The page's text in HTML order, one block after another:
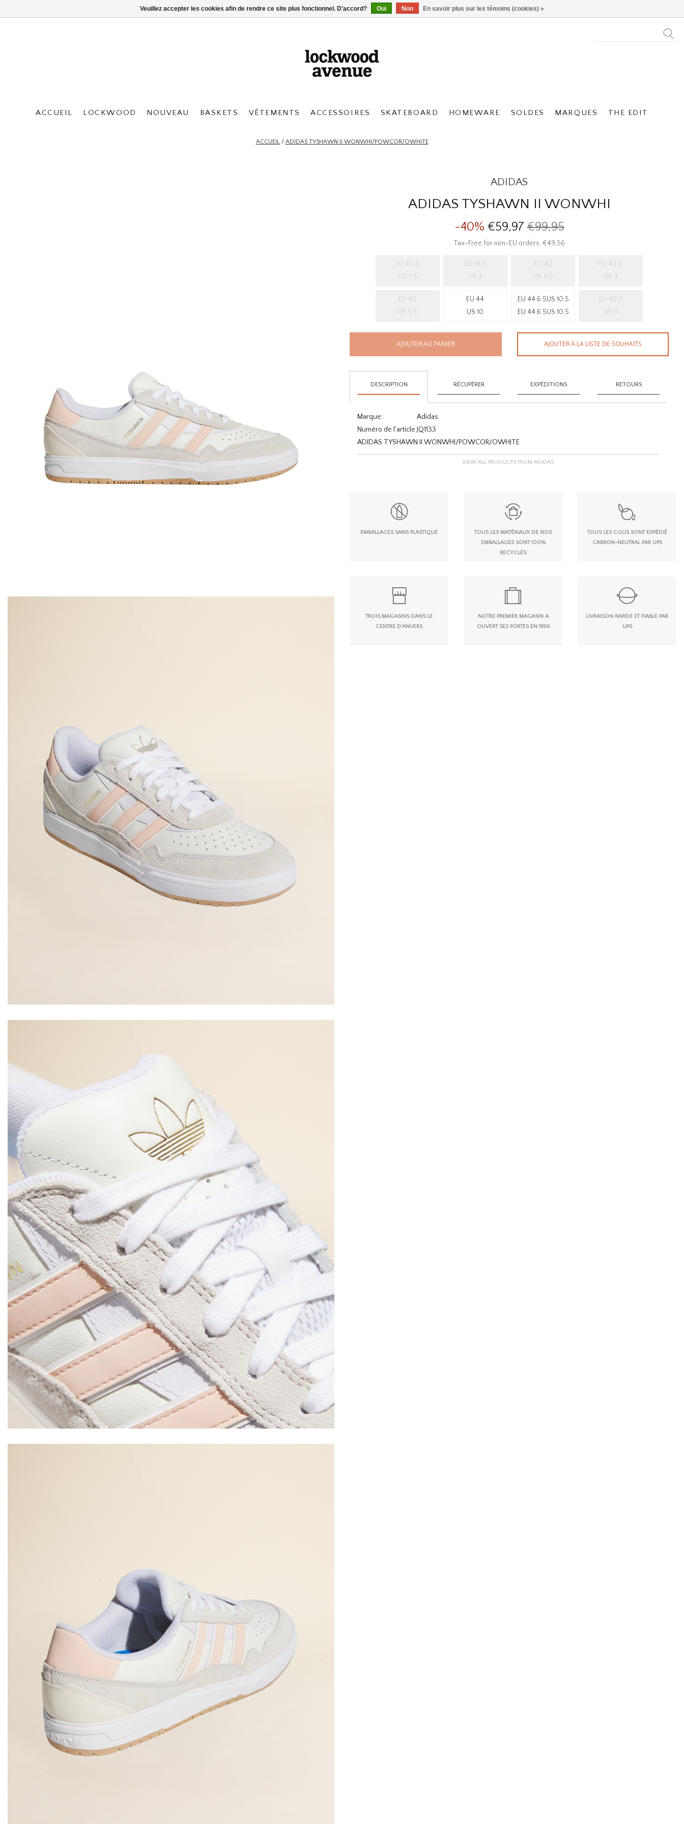
ACCUEIL LOCKWOOD NOUVEAU BASKETS VÊTEMENTS ACCESSOIRES SKATEBOARD HOMEWARE SOLDES MARQUES THE EDIT
ACCUEIL/ ADIDAS TYSHAWN II WONWHI/POWCOR/OWHITE
ADIDAS
ADIDAS TYSHAWN II WONWHI
-40% €59,97€99,95
Tax-Free for non-EU orders: €49,56
EU 40.6
US 7.5
EU 41.3
US 8
EU 42
US 8.5
EU 42.6
US 9
EU 43
US 9.5
EU 44
US 10
EU 44.6 5US 10.5
EU 44.6 5US 10.5
EU 45.3
US 11
AJOUTER AU PANIER AJOUTER À LA LISTE DE SOUHAITS
DESCRIPTION RÉCUPÉRER EXPÉDITIONS RETOURS
Marque:
Adidas
Numéro de l'article:JQ1133
ADIDAS TYSHAWN II WONWHI/POWCOR/OWHITE
VIEW ALL PRODUCTS FROM ADIDAS
EMBALLAGES SANS PLASTIQUE
TOUS LES MATÉRIAUX DE NOS
EMBALLAGES SONT 100%
RECYCLÉS
TOUS LES COLIS SONT EXPÉDIÉ
CARBON-NEUTRAL PAR UPS
TROIS MAGASINS DANS LE
CENTRE D'ANVERS
NOTRE PREMIER MAGASIN A
OUVERT SES PORTES EN 1996
LIVRAISON RAPIDE ET FIABLE PAR
UPS
Veuillez accepter les cookies afin de rendre ce site plus fonctionnel. D'accord? Oui Non En savoir plus sur les témoins (cookies) »